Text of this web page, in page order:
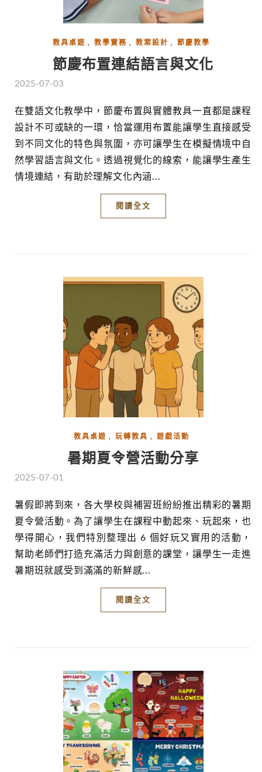
教具桌遊 , 教學實務 , 教案設計 , 節慶教學
節慶布置連結語言與文化
2025-07-03
在雙語文化教學中，節慶布置與實體教具一直都是課程
設計不可或缺的一環，恰當運用布置能讓學生直接感受
到不同文化的特色與氛圍，亦可讓學生在模擬情境中自
然學習語言與文化。透過視覺化的線索，能讓學生產生
情境連結，有助於理解文化內涵...
閱讀全文
教具桌遊 , 玩轉教具 , 遊戲活動
暑期夏令營活動分享
2025-07-01
暑假即將到來，各大學校與補習班紛紛推出精彩的暑期
夏令營活動。為了讓學生在課程中動起來、玩起來，也
學得開心，我們特別整理出 6 個好玩又實用的活動，
幫助老師們打造充滿活力與創意的課堂，讓學生一走進
暑期班就感受到滿滿的新鮮感...
閱讀全文